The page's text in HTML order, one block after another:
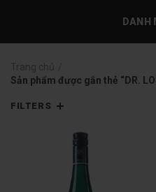
DANH
Sản phẩm được gắn thẻ “DR.
FILTERS